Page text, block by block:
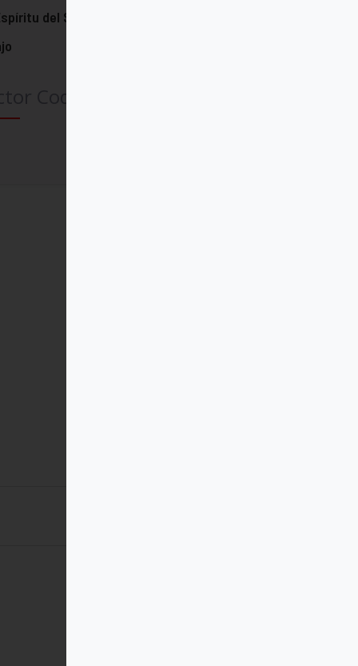
del Señor actúa desde